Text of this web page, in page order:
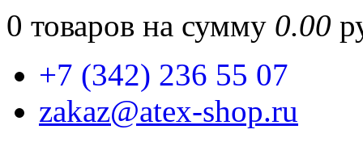
0 товаров на сумму 0.00
+7 (342) 236 55 07
zakaz@atex-shop.ru